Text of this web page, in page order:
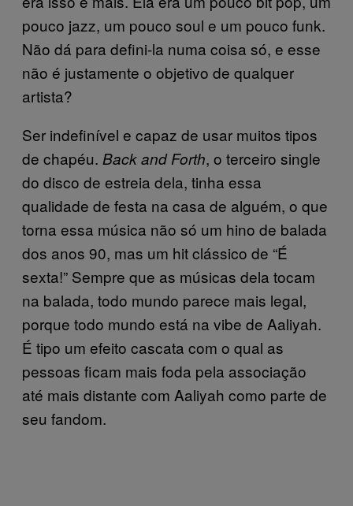
pouco jazz, um pouco soul e um pouco funk.
Não dá para defini-la numa coisa só, e esse
não é justamente o objetivo de qualquer
artista?
Ser indefinível e capaz de usar muitos tipos
de chapéu. Back and Forth, o terceiro single
do disco de estreia dela, tinha essa
qualidade de festa na casa de alguém, o que
torna essa música não só um hino de balada
dos anos 90, mas um hit clássico de “É
sexta!” Sempre que as músicas dela tocam
na balada, todo mundo parece mais legal,
porque todo mundo está na vibe de Aaliyah.
É tipo um efeito cascata com o qual as
pessoas ficam mais foda pela associação
até mais distante com Aaliyah como parte de
seu fandom.